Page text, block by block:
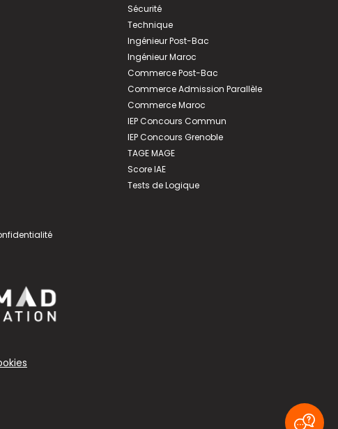
Sécurité
Technique
Ingénieur Post-Bac
Ingénieur Maroc
Commerce Post-Bac
Commerce Admission Parallèle
Commerce Maroc
IEP Concours Commun
IEP Concours Grenoble
TAGE MAGE
Score IAE
Tests de Logique